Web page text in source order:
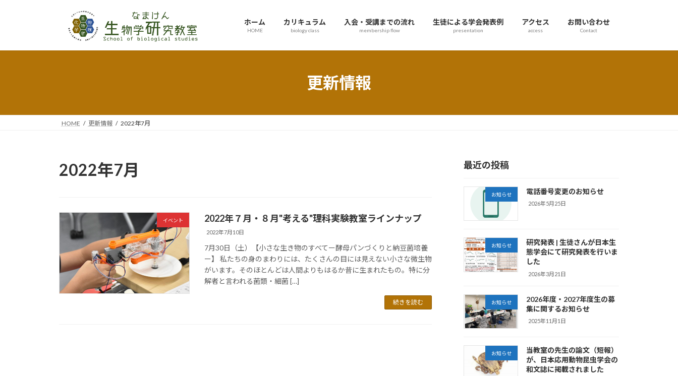
プ
動
ホーム
HOME
カリキュラム
biology class
入会・受講までの流れ
membership flow
生徒による学会発表例
presentation
アクセス
access
お問い合わせ
Contact
更新情報
HOME 更新情報 2022年7月
2022年7月
イベント 2022年７月・８月"考える"理科実験教室ラインナップ
2022年7月10日
7月30日（土）【小さな生き物のすべてー酵母パンづくりと納豆菌培養
ー】 私たちの身のまわりには、たくさんの目には見えない小さな微生物
がいます。そのほとんどは人間よりもはるか昔に生まれたもの。特に分
解者と言われる菌類・細菌 […]
続きを読む
最近の投稿
お知らせ 電話番号変更のお知らせ
2026年5月25日
お知らせ
研究発表 | 生徒さんが日本生
態学会にて研究発表を行いま
した
2026年3月21日
お知らせ
2026年度・2027年度生の募
集に関するお知らせ
2025年11月1日
お知らせ
当教室の先生の論文（短報）
が、日本応用動物昆虫学会の
和文誌に掲載されました